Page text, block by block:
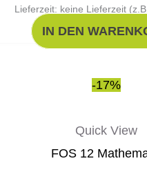
Lieferzeit: keine Lieferzeit
IN DEN
-17%
Quick View
FOS 12
war:
45,00